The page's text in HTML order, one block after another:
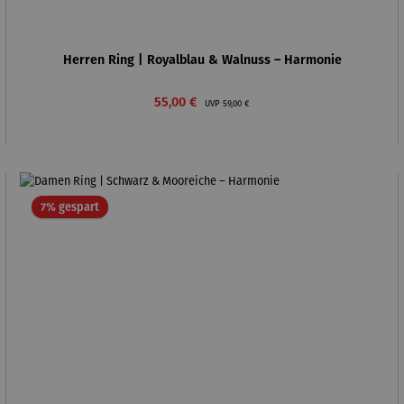
Herren Ring | Royalblau & Walnuss – Harmonie
Verkaufspreis:
55,00 € UVP Regulärer Preis:
59,00 €
7% gespartRabatt